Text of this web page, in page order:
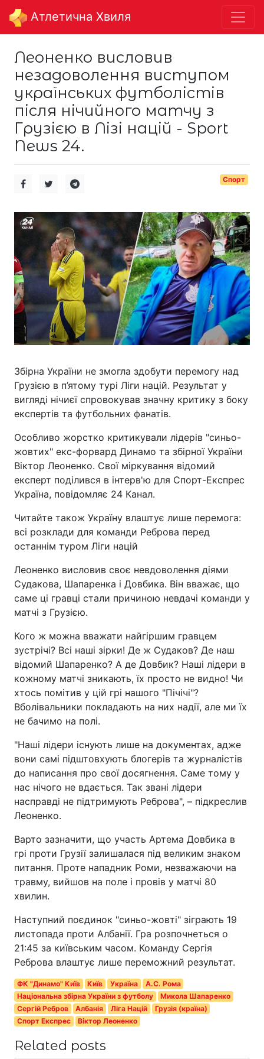
Aтлетична Хвиля
Леоненко висловив
незадоволення виступом
українських футболістів
після нічийного матчу з
Грузією в Лізі націй - Sport
News 24.
Спорт
Збірна України не змогла здобути перемогу над
Грузією в п’ятому турі Ліги націй. Результат у
вигляді нічиєї спровокував значну критику з боку
експертів та футбольних фанатів.
Особливо жорстко критикували лідерів "синьо-
жовтих" екс-форвард Динамо та збірної України
Віктор Леоненко. Свої міркування відомий
експерт поділився в інтерв'ю для Спорт-Експрес
Україна, повідомляє 24 Канал.
Читайте також Україну влаштує лише перемога:
всі розклади для команди Реброва перед
останнім туром Ліги націй
Леоненко висловив своє невдоволення діями
Судакова, Шапаренка і Довбика. Він вважає, що
саме ці гравці стали причиною невдачі команди у
матчі з Грузією.
Кого ж можна вважати найгіршим гравцем
зустрічі? Всі наші зірки! Де ж Судаков? Де наш
відомий Шапаренко? А де Довбик? Наші лідери в
кожному матчі зникають, їх просто не видно! Чи
хтось помітив у цій грі нашого "Пічічі"?
Вболівальники покладають на них надії, але ми їх
не бачимо на полі.
"Наші лідери існують лише на документах, адже
вони самі підштовхують блогерів та журналістів
до написання про свої досягнення. Саме тому у
нас нічого не вдається. Так звані лідери
насправді не підтримують Реброва", – підкреслив
Леоненко.
Варто зазначити, що участь Артема Довбика в
грі проти Грузії залишалася під великим знаком
питання. Проте нападник Роми, незважаючи на
травму, вийшов на поле і провів у матчі 80
хвилин.
Наступний поєдинок "синьо-жовті" зіграють 19
листопада проти Албанії. Гра розпочнеться о
21:45 за київським часом. Команду Сергія
Реброва влаштує лише переможний результат.
ФК "Динамо" Київ Київ Україна
А.С. Рома
Національна збірна України з футболу
Микола Шапаренко
Сергій Ребров
Албанія Ліга Націй
Грузія (країна)
Спорт Експрес
Віктор Леоненко
Related posts